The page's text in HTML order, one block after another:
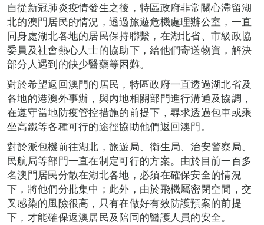
自從新冠肺炎疫情發生之後，特區政府非常關心滯留湖
北的澳門居民的情況，透過旅遊危機處理辦公室，一直
同身處湖北各地的居民保持聯繫，在湖北省、市級政協
委員及社會熱心人士的協助下，給他們寄送物資，解決
部分人遇到的缺少醫藥等困難。
對於希望返回澳門的居民，特區政府一直透過湖北省及
各地的港澳外事辦，與內地相關部門進行溝通及協調，
在遵守當地防疫管控措施的前提下，尋求透過包車或乘
坐高鐵等各種可行的途徑協助他們返回澳門。
對於派包機前往湖北，旅遊局、衛生局、治安警察局、
民航局等部門一直在制定可行的方案。由於目前一百多
名澳門居民分散在湖北各地，必須在確保安全的情況
下，將他們分批集中；此外，由於飛機屬密閉空間，交
叉感染的風險很高，只有在做好有效防護預案的前提
下，才能確保返澳居民及陪同的醫護人員的安全。